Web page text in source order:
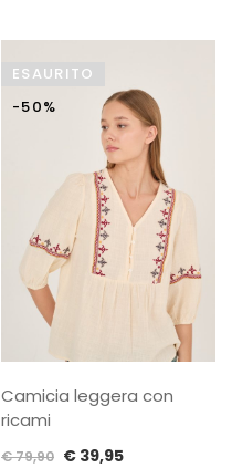
originale
€ 119,90.
attuale
€ 59,95.
ESAURITO
-50%
Camicia leggera con
ricami
€79,90 Il
€ 39,95Il